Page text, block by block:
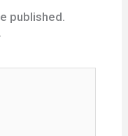
published.